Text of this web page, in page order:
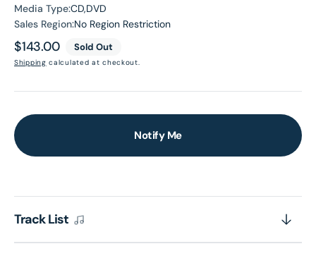
Media Type:CD,DVD
Sales Region:No Region Restriction
Regular
price
$143.00 Sold Out
Shipping calculated at checkout.
Notify Me
Track List